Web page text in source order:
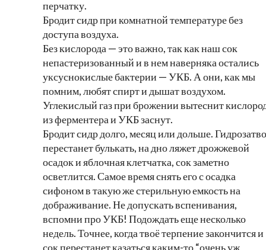
перчатку.
Бродит сидр при комнатной температуре без
доступа воздуха.
Без кислорода — это важно, так как наш сок
непастеризованный и в нем наверняка остались
уксуснокислые бактерии — УКБ. А они, как мы
помним, любят спирт и дышат воздухом.
Углекислый газ при брожении вытеснит
из ферментера и УКБ заснут.
Бродит сидр долго, месяц или дольше.
перестанет булькать, на дно ляжет дрожжевой
осадок и яблочная клетчатка, сок заметно
осветлится. Самое время снять его с осадка
сифоном в такую же стерильную емкость на
дображивание. Не допускать вспенивания,
вспомни про УКБ! Подождать еще несколько
недель. Точнее, когда твоё терпение закончится и
сок перестанет казаться каким-то “очень уж